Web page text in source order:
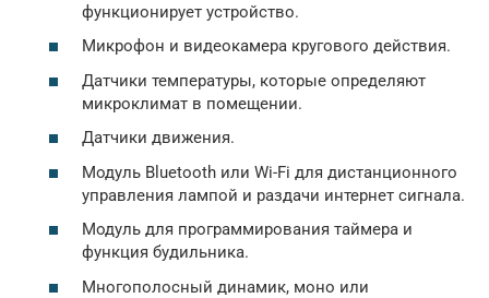
функционирует устройство.
Микрофон и видеокамера кругового действия.
Датчики температуры, которые определяют
микроклимат в помещении.
Датчики движения.
Модуль Bluetooth или Wi-Fi для дистанционного
управления лампой и раздачи интернет сигнала.
Модуль для программирования таймера и
функция будильника.
Многополосный динамик, моно или